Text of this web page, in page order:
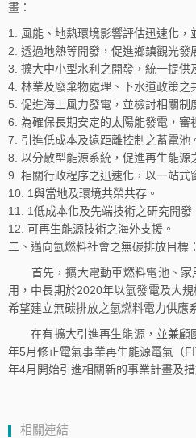
畫：
風能、地熱環境影響評估迅速化，
透過地熱等開發，促進鄉鎮觀光發
擴大中小型水利之開發，統一提供
林業及廢棄物處理、下水道政策之
促進海上風力發電，並檢討相關制
為確保長期安定的太陽能發電，審
引進低成本及遠距離控制之蓄電池
以分散型能源系統，促進再生能源
相關行政程序之迅速化，以一站式
1與當地及環境共榮共存。
1低成本化及先端技術之研究開發
可再生能源技術之海外支援。
二、邁向氫燃料社會之無碳排放目標：
首先，擴大電動車燃料電池、家
用，中長期於2020年以氫發電及大
希望建立無碳排放之氫燃料電力供應
在有擴大引進再生能源，並兼顧
年5月修正電氣事業再生能源電氣（
年4月開始引進相關新的事業計畫及措
相關連結